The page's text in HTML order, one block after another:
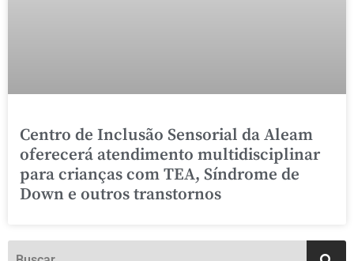
Centro de Inclusão Sensorial da Aleam
oferecerá atendimento multidisciplinar
para crianças com TEA, Síndrome de
Down e outros transtornos